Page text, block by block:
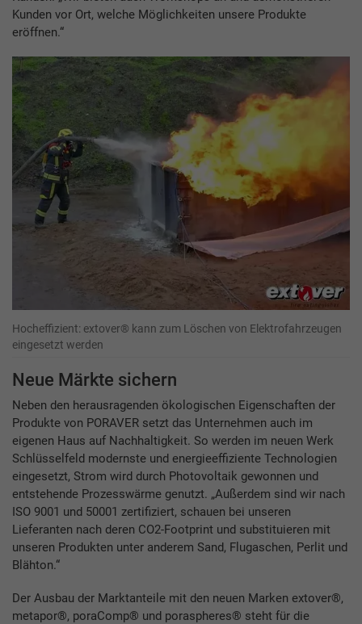
Kunden vor Ort, welche Möglichkeiten unsere Produkte
eröffnen.“
Hocheffizient: extover® kann zum Löschen von Elektrofahrzeugen
eingesetzt werden
Neue Märkte sichern
Neben den herausragenden ökologischen Eigenschaften der
Produkte von PORAVER setzt das Unternehmen auch im
eigenen Haus auf Nachhaltigkeit. So werden im neuen Werk
Schlüsselfeld modernste und energieeffiziente Technologien
eingesetzt, Strom wird durch Photovoltaik gewonnen und
entstehende Prozesswärme genutzt. „Außerdem sind wir nach
ISO 9001 und 50001 zertifiziert, schauen bei unseren
Lieferanten nach deren CO2-Footprint und substituieren mit
unseren Produkten unter anderem Sand, Flugaschen, Perlit und
Blähton.“
Der Ausbau der Marktanteile mit den neuen Marken extover®,
metapor®, poraComp® und poraspheres® steht für die